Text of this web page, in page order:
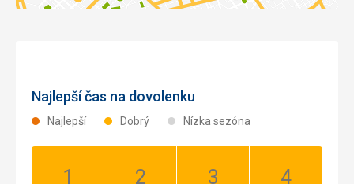
Najlepší čas na dovolenku
Najlepší Dobrý Nízka sezóna